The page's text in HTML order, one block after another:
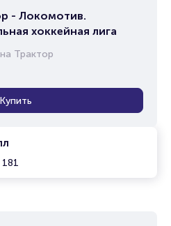
- Локомотив.
хоккейная лига
Трактор
Купить